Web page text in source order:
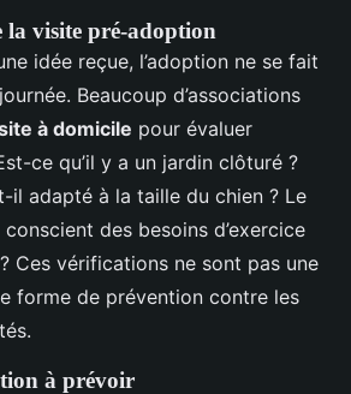
la visite pré-adoption
idée reçue, l’adoption ne se fait
Beaucoup d’associations
à domicile pour évaluer
ce qu’il y a un jardin clôturé ?
il adapté à la taille du chien ? Le
des besoins d’exercice
Ces vérifications ne sont pas une
forme de prévention contre les
à prévoir